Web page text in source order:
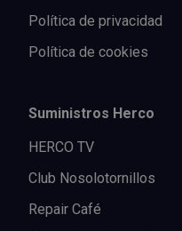
Política de privacidad
Política de cookies
Suministros Herco
HERCO TV
Club Nosolotornillos
Repair Café